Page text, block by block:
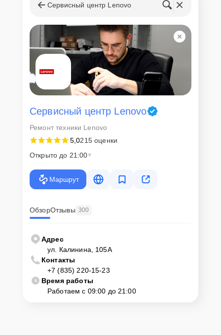
Сервисный центр Lenovo
Сервисный центр Lenovo
Ремонт техники Lenovo
5,0215 оценки
Открыто до 21:00
Маршрут
ОбзорОтзывы 300
Адрес
ул. Калинина, 105А
Контакты
+7 (835) 220-15-23
Время работы
Работаем с 09:00 до 21:00